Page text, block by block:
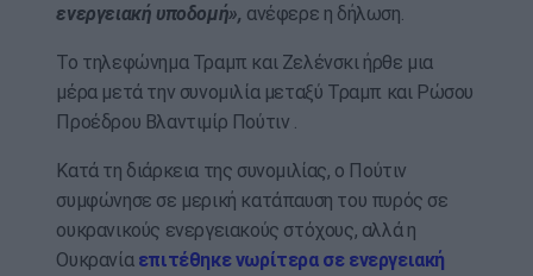
ενεργειακή υποδομή», ανέφερε η δήλωση.
Το τηλεφώνημα Τραμπ και Ζελένσκι ήρθε μια
μέρα μετά την συνομιλία μεταξύ Τραμπ και Ρώσου
Προέδρου Βλαντιμίρ Πούτιν .
Κατά τη διάρκεια της συνομιλίας, ο Πούτιν
συμφώνησε σε μερική κατάπαυση του πυρός σε
ουκρανικούς ενεργειακούς στόχους, αλλά η
Ουκρανία επιτέθηκε νωρίτερα σε ενεργειακή